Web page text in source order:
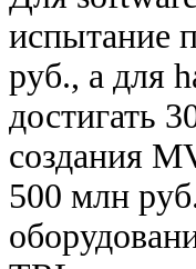
испытание
руб., а для
достигать
создания
500 млн